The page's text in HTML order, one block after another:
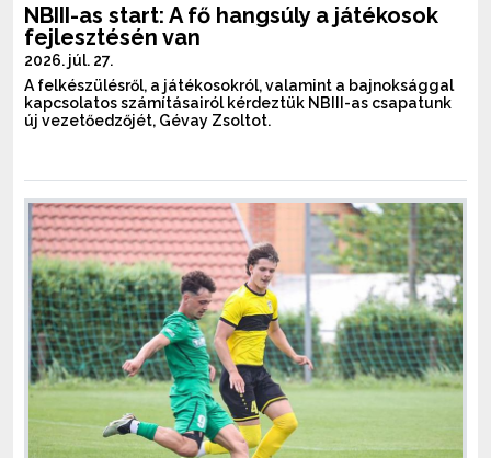
NBIII-as start: A fő hangsúly a játékosok
fejlesztésén van
2026. júl. 27.
A felkészülésről, a játékosokról, valamint a bajnoksággal
kapcsolatos számításairól kérdeztük NBIII-as csapatunk
új vezetőedzőjét, Gévay Zsoltot.